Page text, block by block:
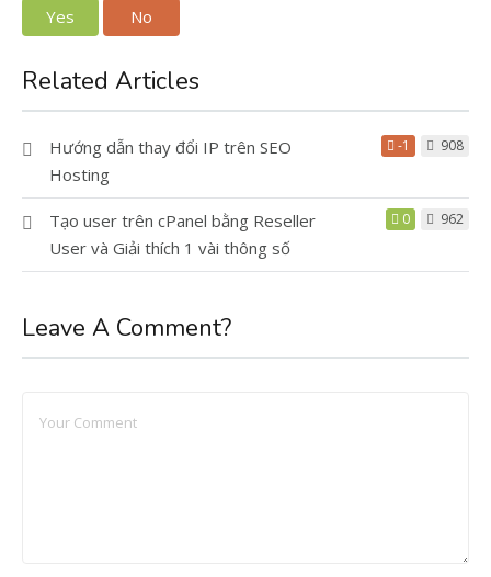
Yes No
Related Articles
Hướng dẫn thay đổi IP trên SEO
Hosting
-1 908
Tạo user trên cPanel bằng Reseller
User và Giải thích 1 vài thông số
0 962
Leave A Comment?